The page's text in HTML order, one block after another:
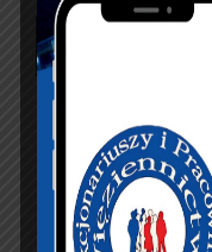
8 9
14 15 16